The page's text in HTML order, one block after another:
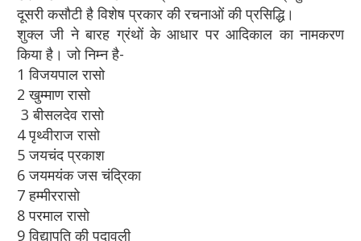
दूसरी कसौटी है विशेष प्रकार की रचनाओं की प्रसिद्धि।
शुक्ल जी ने बारह ग्रंथों के आधार पर आदिकाल का नामकरण
किया है। जो निम्न है-
1 विजयपाल रासो
2 खुम्माण रासो
3 बीसलदेव रासो
4 पृथ्वीराज रासो
5 जयचंद प्रकाश
6 जयमयंक जस चंद्रिका
7 हम्मीररासो
8 परमाल रासो
9 विद्यापति की पदावली